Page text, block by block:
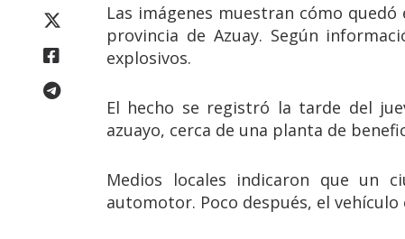
Las imágenes muestran cómo
provincia de Azuay. Según
explosivos.
El hecho se registró la tarde del
azuayo, cerca de una planta de
Medios locales indicaron que un
automotor. Poco después, el